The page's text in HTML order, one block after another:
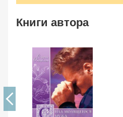
Книги автора